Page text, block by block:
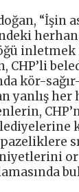
“İşin
inletmek
CHP’li
kör-
yanlış her